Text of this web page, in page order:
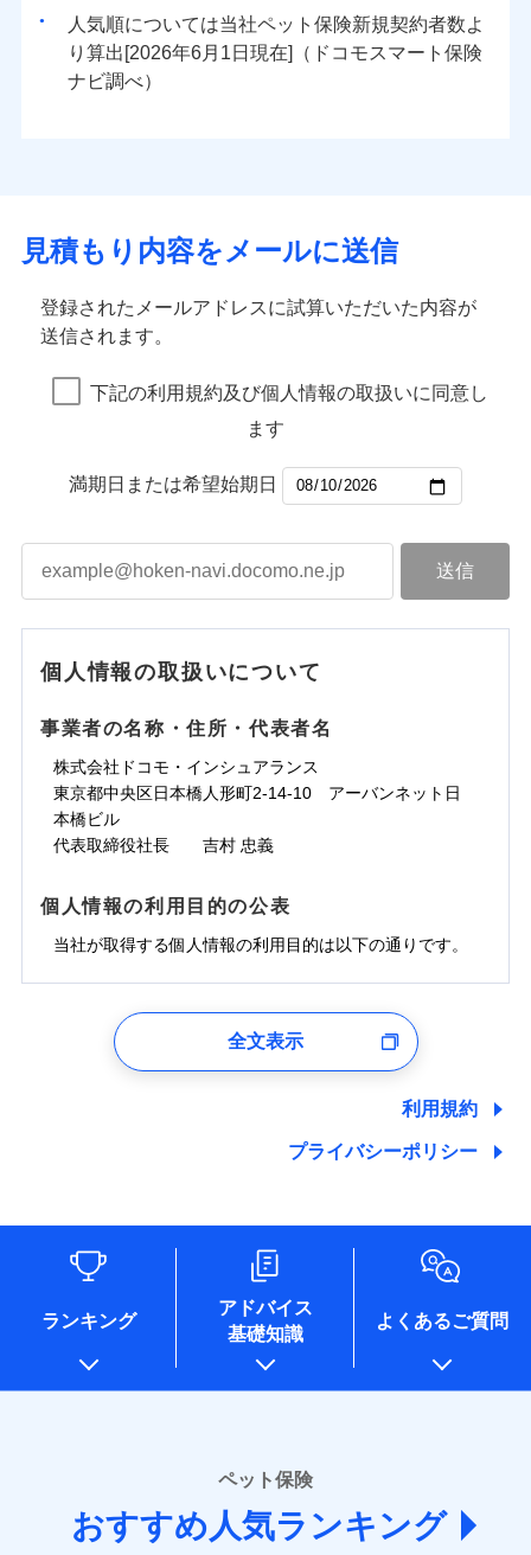
人気順については当社
新規契約者数よ
り算出[
年 月
日現在]（ドコモスマート保険
ナビ調べ）
見積もり内容をメールに送信
登録されたメールアドレスに試算いただいた内容が
送信されます。
下記の利用規約及び個人情報の取扱いに同意し
ます
満期日または希望始期日
個人情報の取扱いについて
事業者の名称・住所・代表者名
株式会社ドコモ・インシュアランス
東京都中央区日本橋人形町2-14-10 アーバンネット日
本橋ビル
代表取締役社長 吉村 忠義
個人情報の利用目的の公表
当社が取得する個人情報の利用目的は以下の通りです。
ユーザー登録受付および、管理のため
しくは委託を受けている保険会社・提携会社の保険その他に
た維持管理等の委託業務遂行のため、またそれらに付帯、関
各種セミナーの開催のため
コンサルティングサービスの実施のため
アンケートやキャンペーン等の実施のため
上記に係る案内・手続き・管理等付帯業務を行うため
* 当社が委託を受けている保険会社の情報は、保険会社
あいおいニッセイ同和損害保険株式会社
(https://www.aioinissaydowa.co.jp/)
アクサ損害保険株式会社 (https://www.axa-
全文表示
利用規約
プライバシーポリシー
ランキング
アドバイス
基礎知識
よくあるご質問
ペット保険
おすすめ人気ランキング